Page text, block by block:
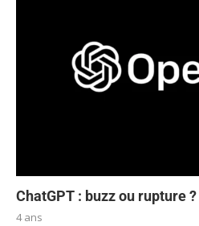
ChatGPT : buzz ou rupture ?
4 ans